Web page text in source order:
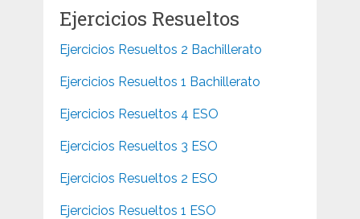
Ejercicios Resueltos
Ejercicios Resueltos 2 Bachillerato
Ejercicios Resueltos 1 Bachillerato
Ejercicios Resueltos 4 ESO
Ejercicios Resueltos 3 ESO
Ejercicios Resueltos 2 ESO
Ejercicios Resueltos 1 ESO